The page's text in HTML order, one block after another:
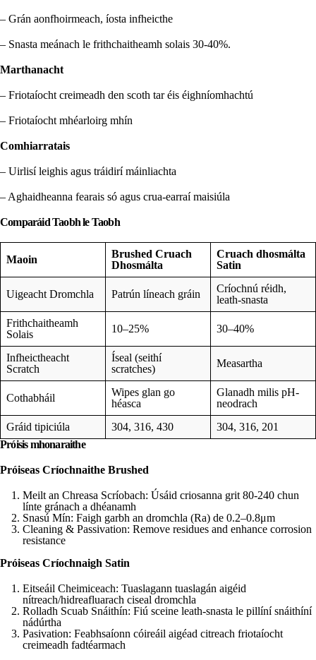
– Grán aonfhoirmeach, íosta infheicthe
– Snasta meánach le frithchaitheamh solais 30-40%.
Marthanacht
– Friotaíocht creimeadh den scoth tar éis éighníomhachtú
– Friotaíocht mhéarloirg mhín
Comhiarratais
– Uirlisí leighis agus tráidirí máinliachta
– Aghaidheanna fearais só agus crua-earraí maisiúla
Comparáid Taobh le Taobh
Maoin
Brushed Cruach
Dhosmálta
Cruach dhosmálta
Satin
Uigeacht Dromchla Patrún líneach gráin
Críochnú réidh,
leath-snasta
Frithchaitheamh
Solais
10–25% 30–40%
Infheictheacht
Scratch
Íseal (seithí
scratches)
Measartha
Cothabháil
Wipes glan go
héasca
Glanadh milis pH-
neodrach
Gráid tipiciúla
304, 316, 430
304, 316, 201
Próisis mhonaraithe
Próiseas Críochnaithe Brushed
Meilt an Chreasa Scríobach: Úsáid criosanna grit 80-240 chun
línte gránach a dhéanamh
Snasú Mín: Faigh garbh an dromchla (Ra) de 0.2–0.8μm
Cleaning & Passivation: Remove residues and enhance corrosion
resistance
Próiseas Críochnaigh Satin
Eitseáil Cheimiceach: Tuaslagann tuaslagán aigéid
nítreach/hidreafluarach ciseal dromchla
Rolladh Scuab Snáithín: Fiú sceine leath-snasta le pillíní snáithíní
nádúrtha
Pasivation: Feabhsaíonn cóireáil aigéad citreach friotaíocht
creimeadh fadtéarmach